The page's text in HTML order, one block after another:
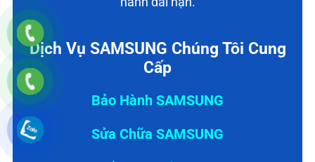
Dịch Vụ SAMSUNG Chúng Tôi Cung
Cấp
Bảo Hành SAMSUNG
Sửa Chữa SAMSUNG